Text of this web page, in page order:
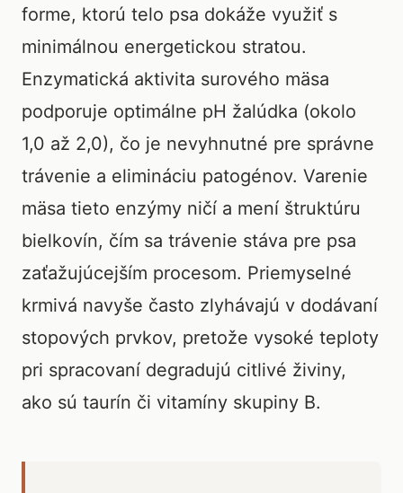
forme, ktorú telo psa dokáže využiť s
minimálnou energetickou stratou.
Enzymatická aktivita surového mäsa
podporuje optimálne pH žalúdka (okolo
1,0 až 2,0), čo je nevyhnutné pre správne
trávenie a elimináciu patogénov. Varenie
mäsa tieto enzýmy ničí a mení štruktúru
bielkovín, čím sa trávenie stáva pre psa
zaťažujúcejším procesom. Priemyselné
krmivá navyše často zlyhávajú v dodávaní
stopových prvkov, pretože vysoké teploty
pri spracovaní degradujú citlivé živiny,
ako sú taurín či vitamíny skupiny B.